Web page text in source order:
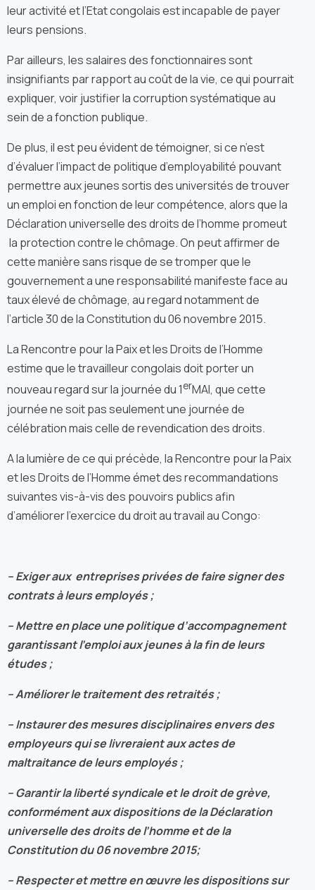
leur activité et l’Etat congolais est incapable de payer
leurs pensions.
Par ailleurs, les salaires des fonctionnaires sont
insignifiants par rapport au coût de la vie, ce qui pourrait
expliquer, voir justifier la corruption systématique au
sein de a fonction publique.
De plus, il est peu évident de témoigner, si ce n’est
d’évaluer l’impact de politique d’employabilité pouvant
permettre aux jeunes sortis des universités de trouver
un emploi en fonction de leur compétence, alors que la
Déclaration universelle des droits de l’homme promeut
la protection contre le chômage. On peut affirmer de
cette manière sans risque de se tromper que le
gouvernement a une responsabilité manifeste face au
taux élevé de chômage, au regard notamment de
l’article 30 de la Constitution du 06 novembre 2015.
La Rencontre pour la Paix et les Droits de l’Homme
estime que le travailleur congolais doit porter un
nouveau regard sur la journée du 1erMAI, que cette
journée ne soit pas seulement une journée de
célébration mais celle de revendication des droits.
A la lumière de ce qui précède, la Rencontre pour la Paix
et les Droits de l’Homme émet des recommandations
suivantes vis-à-vis des pouvoirs publics afin
d’améliorer l’exercice du droit au travail au Congo:
– Exiger aux entreprises privées de faire signer des
contrats à leurs employés ;
– Mettre en place une politique d’accompagnement
garantissant l’emploi aux jeunes à la fin de leurs
études ;
– Améliorer le traitement des retraités ;
– Instaurer des mesures disciplinaires envers des
employeurs qui se livreraient aux actes de
maltraitance de leurs employés ;
– Garantir la liberté syndicale et le droit de grève,
conformément aux dispositions de la Déclaration
universelle des droits de l’homme et de la
Constitution du 06 novembre 2015;
–Respecter et mettre en œuvre les dispositions sur